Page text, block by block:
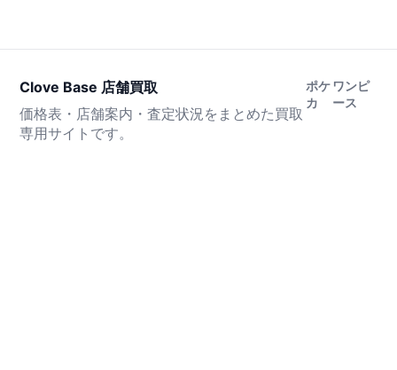
Clove Base 店舗買取
価格表・店舗案内・査定状況をまとめた買取
専用サイトです。
ポケ
カ
ワンピ
ース